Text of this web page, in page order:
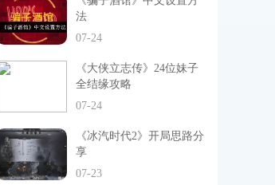
法
07-24
《大侠立志传》24位妹子
全结缘攻略
07-24
《冰汽时代2》开局思路分
享
07-23